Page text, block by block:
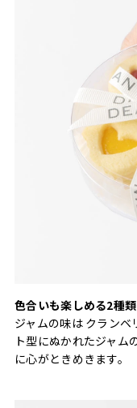
色合いも楽しめる2種
ジャムの味は クラン
ト型にぬかれたジャム
に心がときめきます。